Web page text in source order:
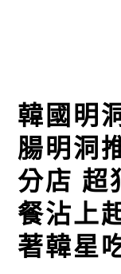
韓國明
腸明洞
分店 超
餐沾上
著韓星